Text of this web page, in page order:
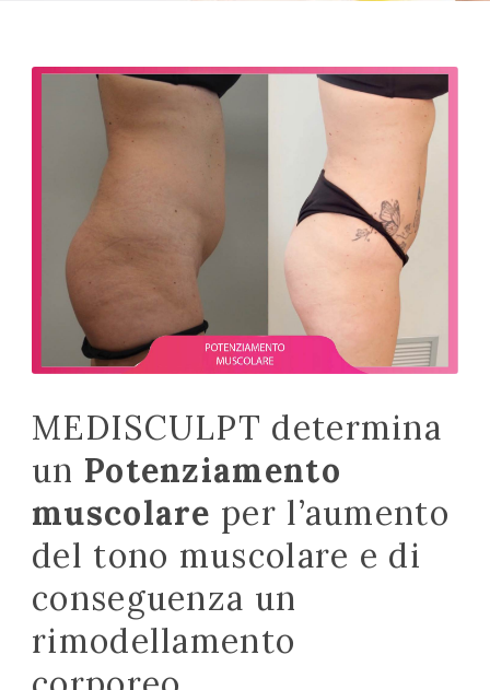
MEDISCULPT determina
un Potenziamento
muscolare per l’aumento
del tono muscolare e di
conseguenza un
rimodellamento